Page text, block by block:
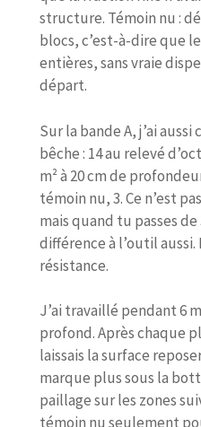
structure. Témoin nu :
blocs, c’est-à-dire que
entières, sans vraie
départ.
Sur la bande A, j’ai
bêche : 14 au relevé
m² à 20 cm de
témoin nu, 3. Ce n’est
mais quand tu passes de
différence à l’outil aussi.
résistance.
J’ai travaillé pendant 6
profond. Après chaque
laissais la surface
marque plus sous la
paillage sur les zones
témoin nu seulement